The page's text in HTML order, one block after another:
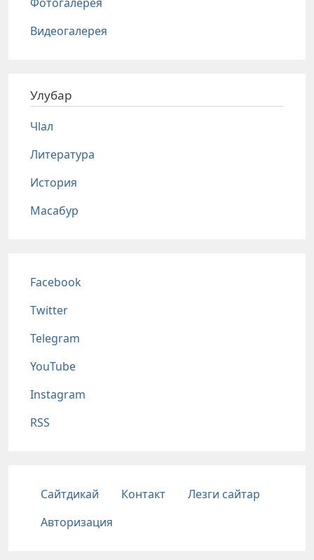
Видеогалерея
Улубар
Чlал
Литература
История
Масабур
Соц сети
Facebook
Twitter
Telegram
YouTube
Instagram
RSS
Подвал
Сайтдикай Контакт
Лезги сайтар
Авторизация